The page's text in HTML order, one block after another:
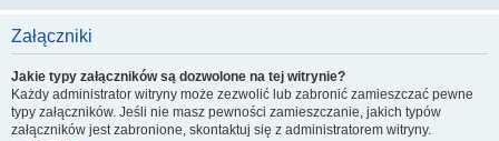
Załączniki
Jakie typy załączników są dozwolone na tej witrynie?
Każdy administrator witryny może zezwolić lub zabronić zamieszczać pewne
typy załączników. Jeśli nie masz pewności zamieszczanie, jakich typów
załączników jest zabronione, skontaktuj się z administratorem witryny.